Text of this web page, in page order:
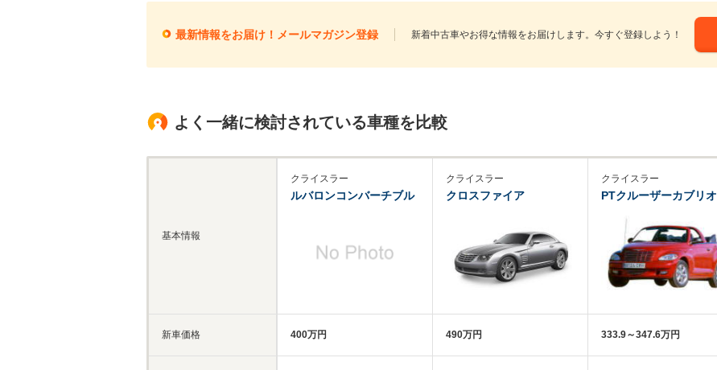
最新情報をお届け！メールマガジン登録 新着中古車やお得な情報をお届けします。今すぐ登録しよう！
よく一緒に検討されている車種を比較
基本情報
新車価格
クライスラー
ルバロンコンバーチブル
400万円
クライスラー
クロスファイア
490万円
クライスラー
PTクルーザーカブリオ
333.9～347.6万円